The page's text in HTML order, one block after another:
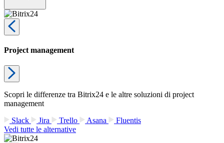
Project management
Scopri le differenze tra Bitrix24 e le altre soluzioni di project
management
Slack
Jira Trello Asana
Fluentis
Vedi tutte le alternative